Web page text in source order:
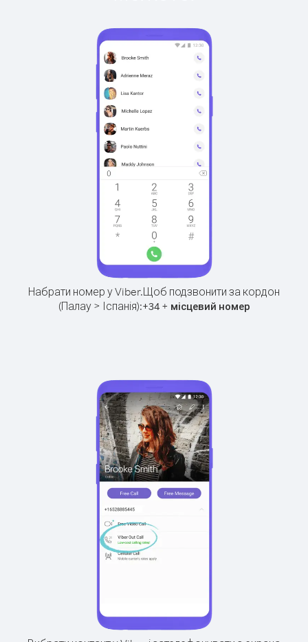
Набрати номер у Viber.Щоб подзвонити за кордон
(Палау > Іспанія):+34+ місцевий номер